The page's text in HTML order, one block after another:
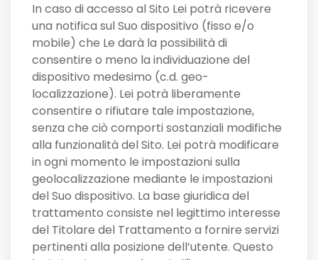
In caso di accesso al Sito Lei potrà ricevere
una notifica sul Suo dispositivo (fisso e/o
mobile) che Le darà la possibilità di
consentire o meno la individuazione del
dispositivo medesimo (c.d. geo-
localizzazione). Lei potrà liberamente
consentire o rifiutare tale impostazione,
senza che ciò comporti sostanziali modifiche
alla funzionalità del Sito. Lei potrà modificare
in ogni momento le impostazioni sulla
geolocalizzazione mediante le impostazioni
del Suo dispositivo. La base giuridica del
trattamento consiste nel legittimo interesse
del Titolare del Trattamento a fornire servizi
pertinenti alla posizione dell’utente. Questo